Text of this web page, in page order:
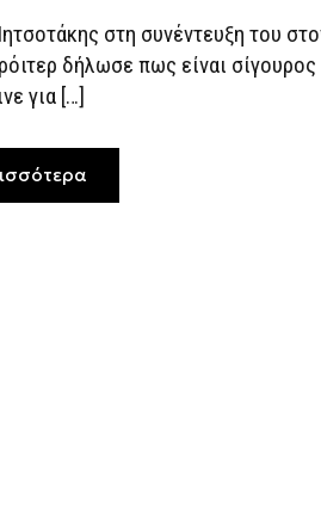
στη συνέντευξη του
δήλωσε πως είναι σίγουρος
για […]